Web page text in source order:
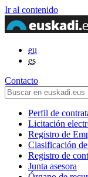
Ir al contenido
eu
es
Contacto
Perfil de
Licitación
Registro de
Clasificación de
Registro de
Junta asesora